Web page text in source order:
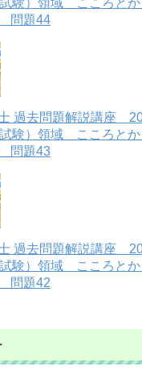
問題44
過去問題解説講座
試験）領域 こころと
問題43
過去問題解説講座
試験）領域 こころと
問題42